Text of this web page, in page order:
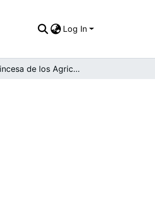
Log In
La princesa de los Agricultores en las fiestas de Trujillo, C